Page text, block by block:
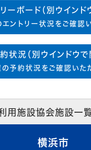
ーボード（別ウインド
エントリー状況をご確認
状況（別ウインドウで
予約状況をご確認いた
用施設協会施設一
横浜市